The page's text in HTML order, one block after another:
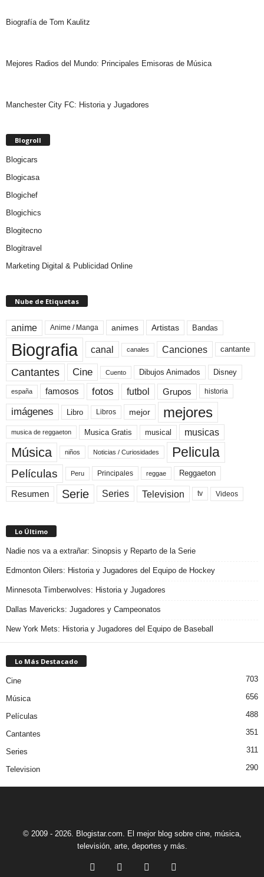
Biografía de Tom Kaulitz
Mejores Radios del Mundo: Principales Emisoras de Música
Manchester City FC: Historia y Jugadores
Blogroll
Blogicars
Blogicasa
Blogichef
Blogichics
Blogitecno
Blogitravel
Marketing Digital & Publicidad Online
Nube de Etiquetas
anime Anime / Manga animes Artistas Bandas
Biografia canal canales Canciones cantante
Cantantes Cine Cuento Dibujos Animados Disney
españa famosos fotos futbol Grupos historia
imágenes Libro Libros mejor mejores
musica de reggaeton Musica Gratis musical musicas
Música niños Noticias / Curiosidades Pelicula
Películas Peru Principales reggae Reggaeton
Resumen Serie Series Television tv Videos
Lo Último
Nadie nos va a extrañar: Sinopsis y Reparto de la Serie
Edmonton Oilers: Historia y Jugadores del Equipo de Hockey
Minnesota Timberwolves: Historia y Jugadores
Dallas Mavericks: Jugadores y Campeonatos
New York Mets: Historia y Jugadores del Equipo de Baseball
Lo Más Destacado
Cine 703
Música 656
Películas 488
Cantantes 351
Series 311
Television 290
© 2009 - 2026. Blogistar.com. El mejor blog sobre cine, música,
televisión, arte, deportes y más.